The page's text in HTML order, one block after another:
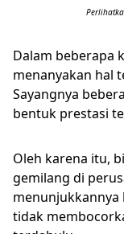
Dalam beberapa
menanyakan hal
Sayangnya
bentuk prestasi
Oleh karena itu,
gemilang di
menunjukkannya
tidak